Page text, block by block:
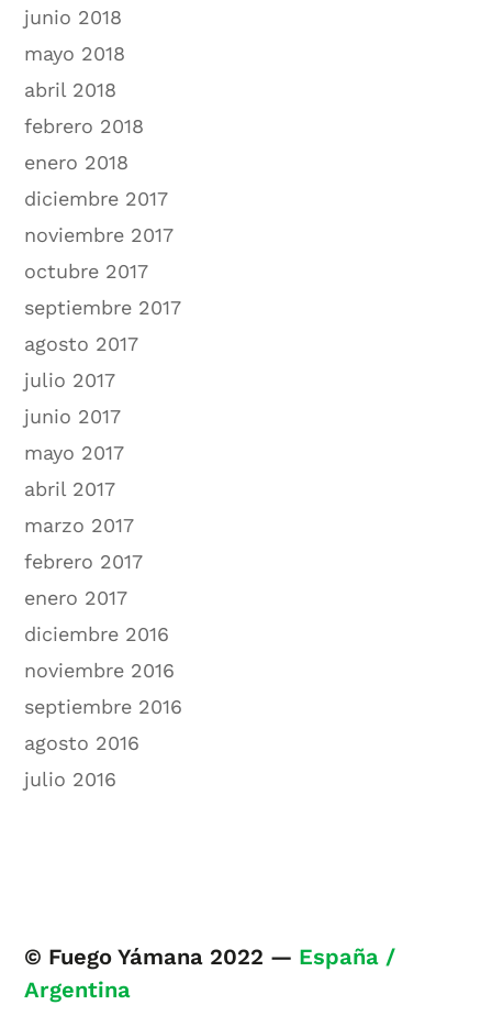
junio 2018
mayo 2018
abril 2018
febrero 2018
enero 2018
diciembre 2017
noviembre 2017
octubre 2017
septiembre 2017
agosto 2017
julio 2017
junio 2017
mayo 2017
abril 2017
marzo 2017
febrero 2017
enero 2017
diciembre 2016
noviembre 2016
septiembre 2016
agosto 2016
julio 2016
© Fuego Yámana 2022 — España /
Argentina